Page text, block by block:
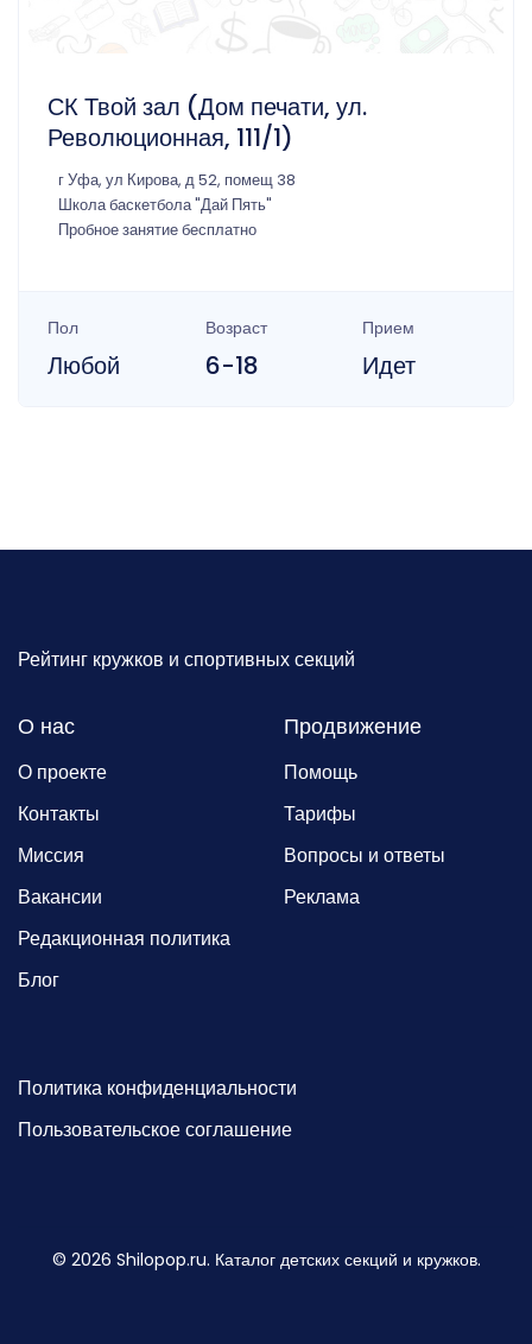
СК Твой зал (Дом печати, ул.
Революционная, 111/1)
г Уфа, ул Кирова, д 52, помещ 38
Школа баскетбола "Дай Пять"
Пробное занятие бесплатно
Пол
Любой
Возраст
6-18
Прием
Идет
Рейтинг кружков и спортивных секций
О нас
О проекте
Контакты
Миссия
Вакансии
Редакционная политика
Блог
Продвижение
Помощь
Тарифы
Вопросы и ответы
Реклама
Политика конфиденциальности
Пользовательское соглашение
© 2026 Shilopop.ru. Каталог детских секций и кружков.